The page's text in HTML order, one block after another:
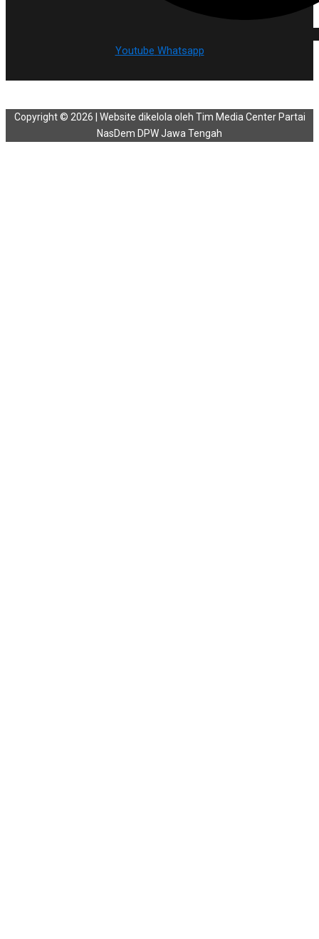
Youtube Whatsapp
Copyright © 2026 | Website dikelola oleh Tim Media Center Partai
NasDem DPW Jawa Tengah